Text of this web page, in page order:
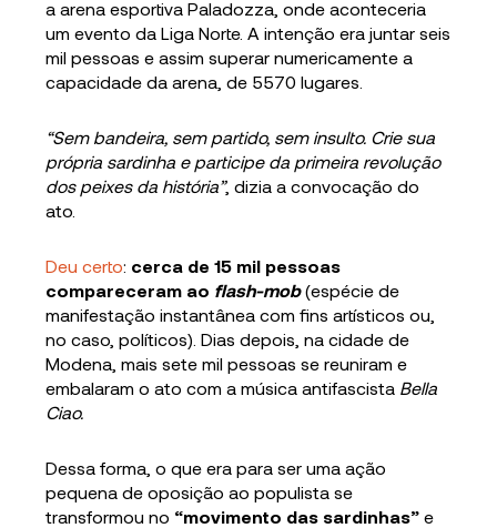
a arena esportiva Paladozza, onde aconteceria
um evento da Liga Norte. A intenção era juntar seis
mil pessoas e assim superar numericamente a
capacidade da arena, de 5570 lugares.
“Sem bandeira, sem partido, sem insulto. Crie sua
própria sardinha e participe da primeira revolução
dos peixes da história”, dizia a convocação do
ato.
Deu certo: cerca de 15 mil pessoas
compareceram ao flash-mob(espécie de
manifestação instantânea com fins artísticos ou,
no caso, políticos). Dias depois, na cidade de
Modena, mais sete mil pessoas se reuniram e
embalaram o ato com a música antifascista Bella
Ciao.
Dessa forma, o que era para ser uma ação
pequena de oposição ao populista se
transformou no “movimento das sardinhas” e